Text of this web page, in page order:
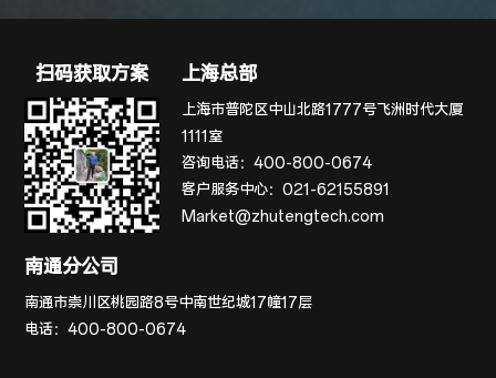
扫码获取方案 上海总部
上海市普陀区中山北路1777号飞洲时代大厦
1111室
咨询电话：400-800-0674
客户服务中心：021-62155891
Market@zhutengtech.com
南通分公司
南通市崇川区桃园路8号中南世纪城17幢17层
电话：400-800-0674